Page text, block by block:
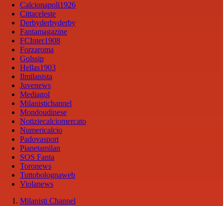
Calcionapoli1926
Cittaceleste
Derbyderbyderby
Fantamagazine
FCInter1908
Forzaroma
Golssip
Hellas1903
Ilmilanista
Juvenews
Mediagol
Milanistichannel
Mondoudinese
Notiziecalciomercato
Numericalcio
Padovasport
Pianetamilan
SOS Fanta
Toronews
Tuttobolognaweb
Violanews
Milanisti Channel